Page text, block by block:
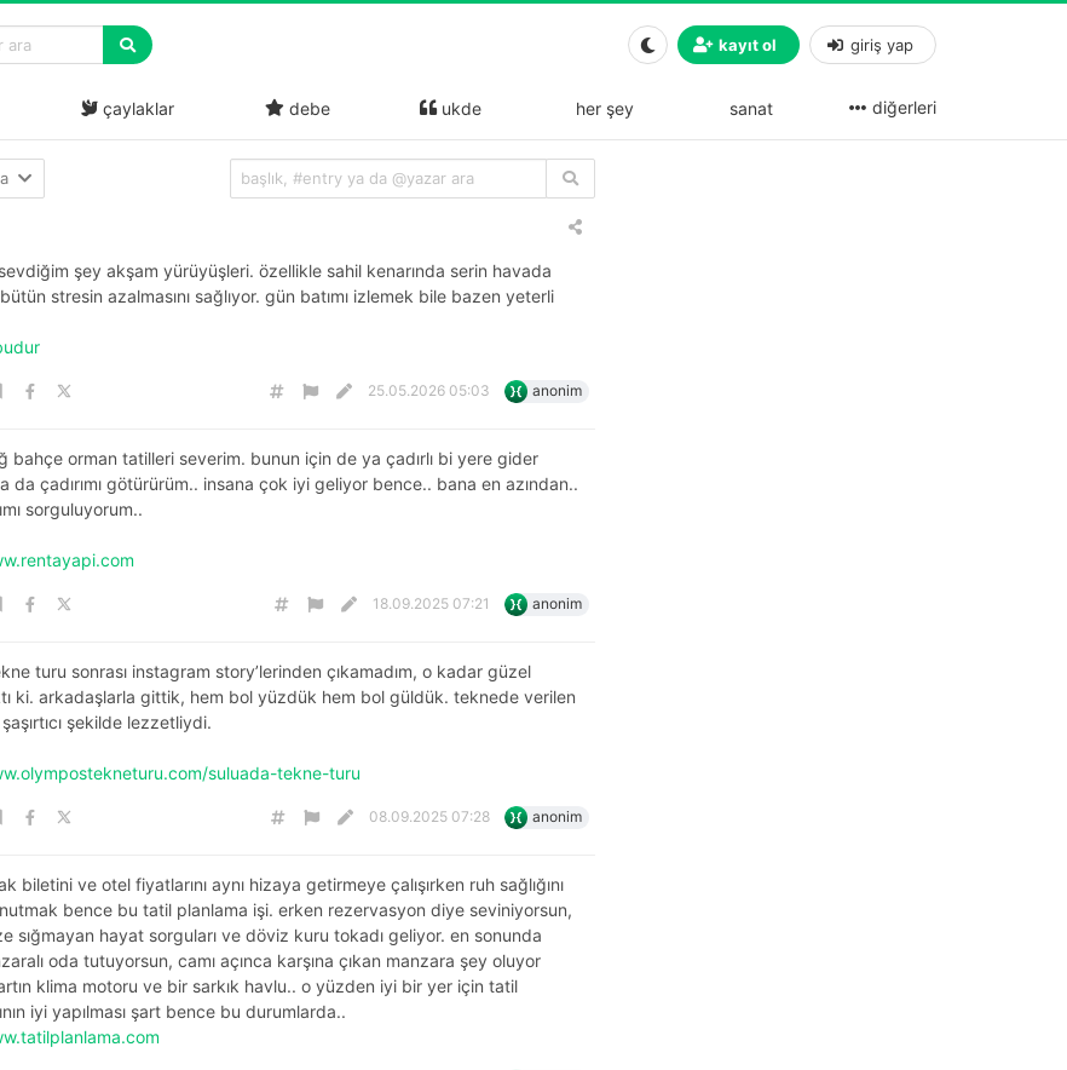
kayıt ol giriş yap
çaylaklar debe ukde her şey sanat diğerleri
şey akşam yürüyüşleri. özellikle sahil kenarında serin havada
stresin azalmasını sağlıyor. gün batımı izlemek bile bazen yeterli
25.05.2026 05:03 anonim
bahçe orman tatilleri severim. bunun için de ya çadırlı bi yere gider
da çadırımı götürürüm.. insana çok iyi geliyor bence.. bana en azından..
sorguluyorum..
18.09.2025 07:21 anonim
turu sonrası instagram story’lerinden çıkamadım, o kadar güzel
ki. arkadaşlarla gittik, hem bol yüzdük hem bol güldük. teknede verilen
şekilde lezzetliydi.
suluada-tekne-turu
08.09.2025 07:28 anonim
biletini ve otel fiyatlarını aynı hizaya getirmeye çalışırken ruh sağlığını
bence bu tatil planlama işi. erken rezervasyon diye seviniyorsun,
sığmayan hayat sorguları ve döviz kuru tokadı geliyor. en sonunda
oda tutuyorsun, camı açınca karşına çıkan manzara şey oluyor
klima motoru ve bir sarkık havlu.. o yüzden iyi bir yer için tatil
iyi yapılması şart bence bu durumlarda..